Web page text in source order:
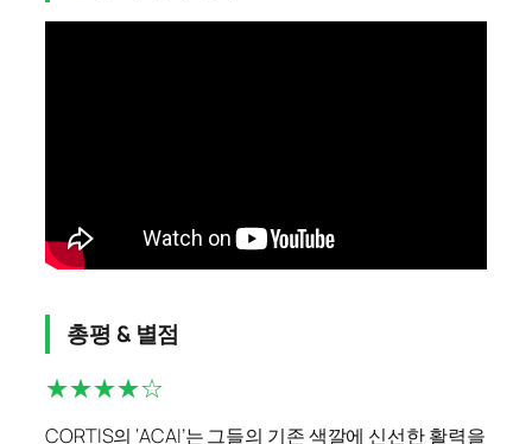
총평 & 별점
★★★★☆
CORTIS의 ‘ACAI’는 그들의 기존 색깔에 신선한 활력을